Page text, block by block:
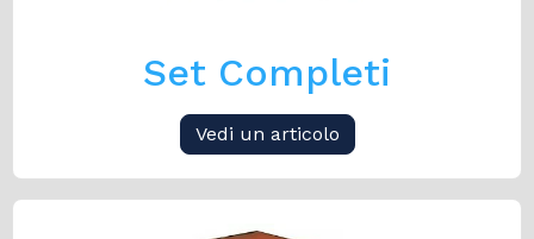
Set Completi
Vedi un articolo